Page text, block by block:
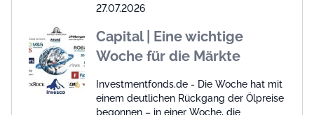
27.07.2026
Capital | Eine wichtige
Woche für die Märkte
Investmentfonds.de - Die Woche hat mit
einem deutlichen Rückgang der Ölpreise
begonnen – in einer Woche, die